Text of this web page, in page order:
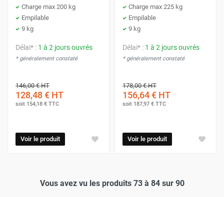
Charge max 200 kg
Empilable
9 kg
Délai* : 1 à 2 jours ouvrés
* généralement constaté
146,00 €HT
128,48 € HT
soit 154,18 € TTC
Voir le produit
Charge max 225 kg
Empilable
9 kg
Délai* : 1 à 2 jours ouvrés
* généralement constaté
178,00 €HT
156,64 € HT
soit 187,97 € TTC
Voir le produit
Vous avez vu les produits 73 à 84 sur 90